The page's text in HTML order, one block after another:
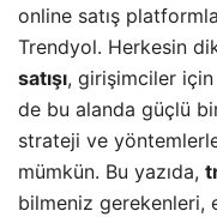
online satış
Trendyol. Herkesin
satışı, girişimciler
de bu alanda güçlü
strateji ve
mümkün. Bu yazıda,
bilmeniz gerekenleri,